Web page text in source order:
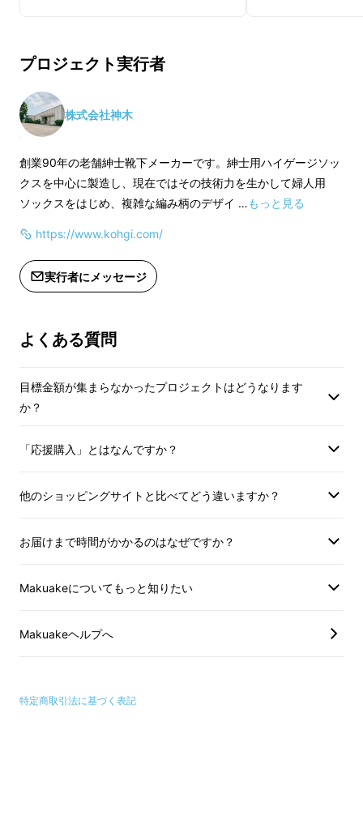
若いビジネスマンにも
負担のかかりやすい足をほどよく加圧すること
ブラック／ネイビー／チャコール
よりお選びいただけます。
◯サイズ
25cm‐27cm
の１サイズのみとなります。
適格請求書発行事業者登録番号：あり
載のあるインボイスが必要な場合は、
お問合せください）
プロジェクト実行者
株式会社神木
創業90年の老舗紳士靴下メーカーです。紳士用ハイゲージソッ
クスを中心に製造し、現在ではその技術力を生かして婦人用
ソックスをはじめ、複雑な編み柄のデザイ …もっと見る
https://www.kohgi.com/
実行者にメッセージ
よくある質問
目標金額が集まらなかったプロジェクトはどうなります
か？
「応援購入」とはなんですか？
他のショッピングサイトと比べてどう違いますか？
お届けまで時間がかかるのはなぜですか？
Makuakeについてもっと知りたい
Makuakeヘルプへ
特定商取引法に基づく表記